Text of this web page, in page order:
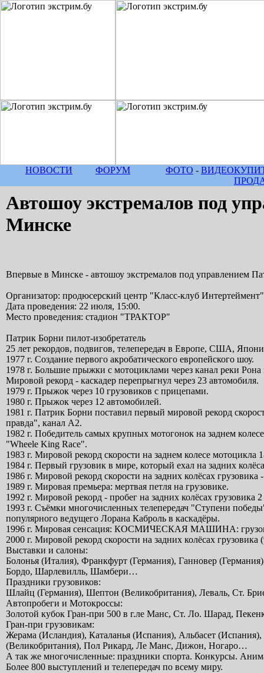
НОВОСТИ ФОРУМ ФОТО - ВИДЕО
Автошоу экстремалов под
Минске
Впервые в Минске - автошоу экстремалов под управлением
Организатор: продюсерский центр "Класс-клуб Интертеймент"
Дата проведения: 22 июля, 15:00.
Место проведения: стадион "ТРАКТОР"
Патрик Борни пилот-изобретатель
25 лет рекордов, подвигов, телепередач в Европе, США,
1977 г. Создание первого акробатического европейского шоу.
1978 г. Большие прыжки с мотоциклами через канал реки Рона
Мировой рекорд - каскадер перепрыгнул через 23 автомобиля.
1979 г. Прыжок через 10 грузовиков с прицепами.
1980 г. Прыжок через 12 автомобилей.
1981 г. Патрик Борни поставил первый мировой рекорд
правда", канал А2.
1982 г. Победитель самых крупных мотогонок на заднем
"Wheele King Race".
1983 г. Мировой рекорд скорости на заднем колесе мотоцикла
1984 г. Первый грузовик в мире, который ехал на задних
1986 г. Мировой рекорд скорости на задних колёсах грузовика
1989 г. Мировая премьера: мертвая петля на грузовике.
1992 г. Мировой рекорд - пробег на задних колёсах грузовика
1993 г. Съёмки многочисленных телепередач "Ступени
популярного ведущего Лорана Каброль в каскадёры.
1996 г. Мировая сенсация: КОСМИЧЕСКАЯ МАШИНА:
2000 г. Мировой рекорд скорости на задних колёсах
Выставки и салоны:
Болонья (Италия), Франкфурт (Германия), Ганновер
Бордо, Шарлевилль, Шамбери…
Праздники грузовиков:
Шлайц (Германия), Шептон (Великобритания), Леваль, Ст.
Автопробеги и Мотокроссы:
Золотой кубок Гран-при 500 в г.ле Манс, Ст. Ло. Шарад,
Гран-при грузовикам:
Жерама (Исландия), Каталанья (Испания), Альбасет
(Великобритания), Пол Рикард, Ле Манс, Дижон, Ногаро…
А так же многочисленные: праздники спорта. Конкурсы.
Более 800 выступлений и телепередач по всему миру.